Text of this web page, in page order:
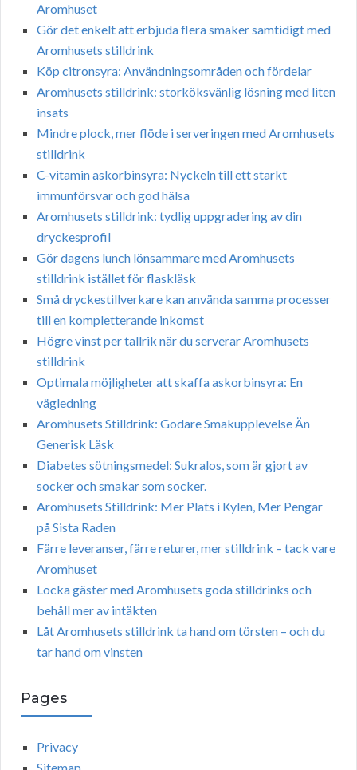
Aromhuset
Gör det enkelt att erbjuda flera smaker samtidigt med
Aromhusets stilldrink
Köp citronsyra: Användningsområden och fördelar
Aromhusets stilldrink: storköksvänlig lösning med liten
insats
Mindre plock, mer flöde i serveringen med Aromhusets
stilldrink
C-vitamin askorbinsyra: Nyckeln till ett starkt
immunförsvar och god hälsa
Aromhusets stilldrink: tydlig uppgradering av din
dryckesprofil
Gör dagens lunch lönsammare med Aromhusets
stilldrink istället för flaskläsk
Små dryckestillverkare kan använda samma processer
till en kompletterande inkomst
Högre vinst per tallrik när du serverar Aromhusets
stilldrink
Optimala möjligheter att skaffa askorbinsyra: En
vägledning
Aromhusets Stilldrink: Godare Smakupplevelse Än
Generisk Läsk
Diabetes sötningsmedel: Sukralos, som är gjort av
socker och smakar som socker.
Aromhusets Stilldrink: Mer Plats i Kylen, Mer Pengar
på Sista Raden
Färre leveranser, färre returer, mer stilldrink – tack vare
Aromhuset
Locka gäster med Aromhusets goda stilldrinks och
behåll mer av intäkten
Låt Aromhusets stilldrink ta hand om törsten – och du
tar hand om vinsten
Pages
Privacy